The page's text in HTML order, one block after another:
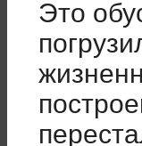
Это